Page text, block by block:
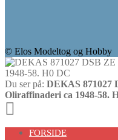
© Elos Modeltog og Hobby
Du ser på: DEKAS 871027
Oliraffinaderi ca 1948-58.
UpFORSIDE